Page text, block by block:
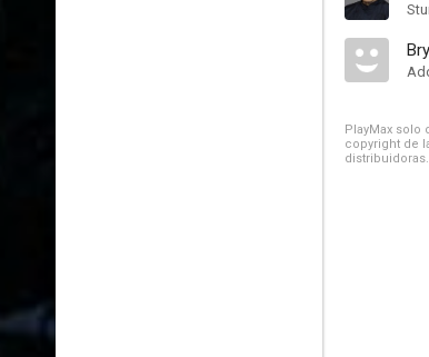
PlayMax
copyright de
distribuidoras.